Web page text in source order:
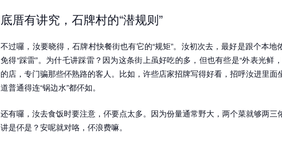
底厝有讲究，石牌村的“潜规则”
不过囉，汝要晓得，石牌村快餐街也有它的“规矩”。汝初次去，最好是跟个本地
免得“踩雷”。为什乇讲踩雷？因为这条街上虽好吃的多，但也有些是“外表光鲜
的店，专门骗那些伓熟路的客人。比如，许些店家招牌写得好看，招呼汝进里面
道普通得连“锅边水”都伓如。
还有囉，汝去食饭时要注意，伓要点太多。因为份量通常野大，两个菜就够两三
讲是伓是？安呢就对咯，伓浪费嘛。